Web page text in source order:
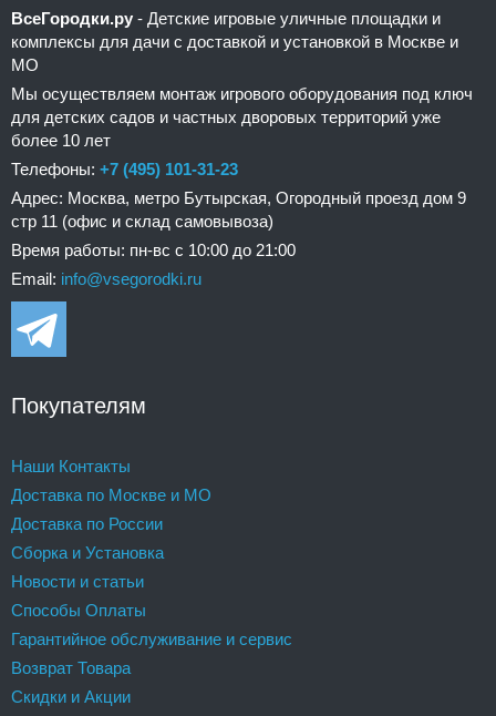
ВсеГородки.ру - Детские игровые уличные площадки и
комплексы для дачи с доставкой и установкой в Москве и
МО
Мы осуществляем монтаж игрового оборудования под ключ
для детских садов и частных дворовых территорий уже
более 10 лет
Телефоны: +7 (495) 101-31-23
Адрес: Москва, метро Бутырская, Огородный проезд дом 9
стр 11 (офис и склад самовывоза)
Время работы: пн-вс с 10:00 до 21:00
Email: info@vsegorodki.ru
Покупателям
Наши Контакты
Доставка по Москве и МО
Доставка по России
Сборка и Установка
Новости и статьи
Способы Оплаты
Гарантийное обслуживание и сервис
Возврат Товара
Скидки и Акции